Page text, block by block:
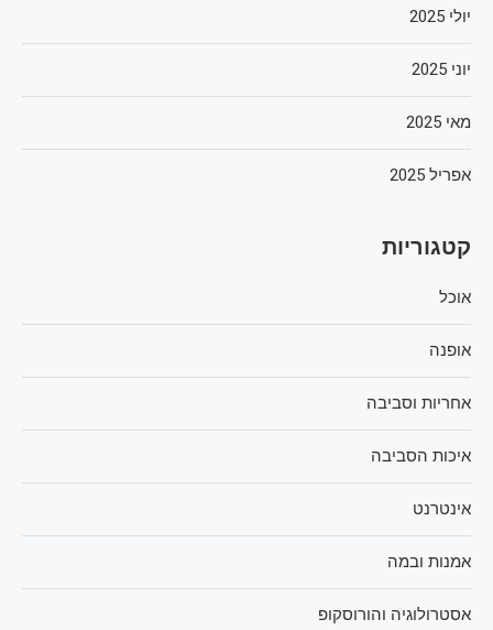
יולי 2025
יוני 2025
מאי 2025
אפריל 2025
קטגוריות
אוכל
אופנה
אחריות וסביבה
איכות הסביבה
אינטרנט
אמנות ובמה
אסטרולוגיה והורוסקופ